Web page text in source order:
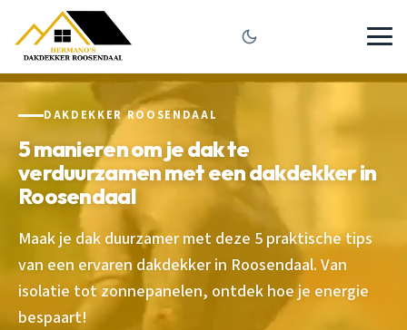
DAKDEKKER ROOSENDAAL
5 manieren om je dak te
verduurzamen met een dakdekker in
Roosendaal
Maak je dak duurzamer met deze 5 praktische tips
van een ervaren dakdekker in Roosendaal. Van
isolatie tot zonnepanelen, ontdek hoe je energie
bespaart!